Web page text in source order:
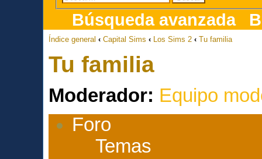
Búsqueda avanzada
Índice general ‹ Capital Sims ‹ Los Sims 2 ‹ Tu familia
Tu familia
Moderador: Equipo
Foro
Temas